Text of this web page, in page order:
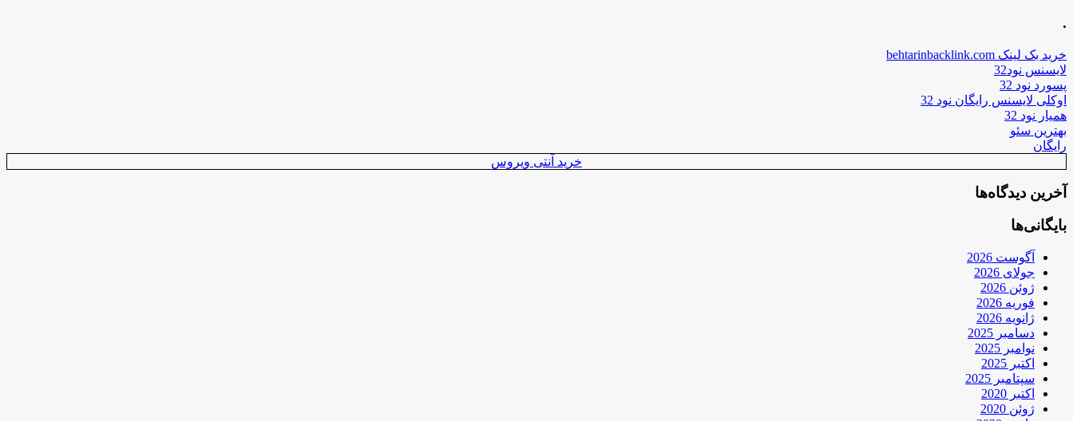
.
خرید بک لینک behtarinbacklink.com
لایسنس نود32
پسورد نود 32
اوکلی لایسنس رایگان نود 32
همیار نود 32
بهترین سئو
رایگان
خرید آنتی ویروس
آخرین دیدگاه‌ها
بایگانی‌ها
آگوست 2026
جولای 2026
ژوئن 2026
فوریه 2026
ژانویه 2026
دسامبر 2025
نوامبر 2025
اکتبر 2025
سپتامبر 2025
اکتبر 2020
ژوئن 2020